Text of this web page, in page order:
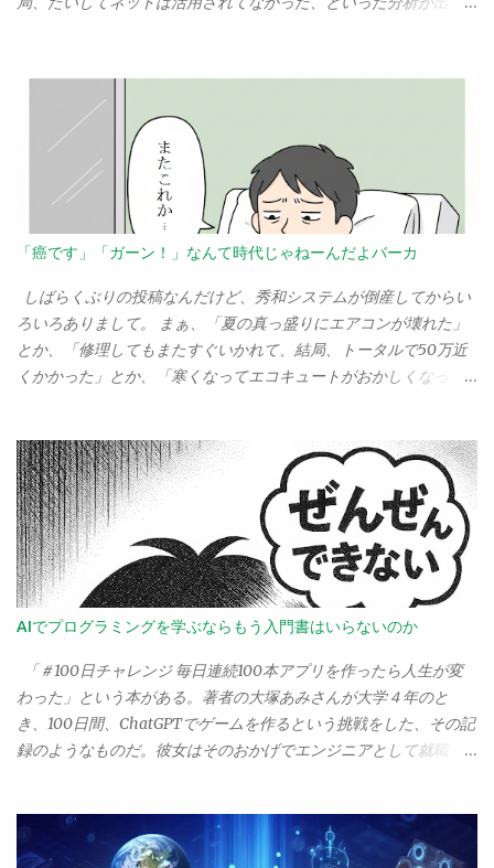
だが、...
は使えない。ただし、ClaudeやJurassicといった生成AIモデルをサ
ポートしていてすぐに使えるようになってる。それとAPI関係も、
独自のライブラリでいくだけでなく、LangChainへの対応を最初
から考えているところも注目。 この３つが、当面は生成AIを利用
した開発を考える人にとってのもっとも大きな選択肢となると思
う。 では、どれを選ぶべきか？ 個人的に、今月マイナビから
Azure OpenAIの入門書を出したので、これを激推ししたいところ
なんだけど……。現時点では、OpenAIを擁するAzureが一歩も二歩
も先を行っているのは間違いない。だから、「とりあえずOpenAI
を使いたいならAzureで...
れど、これ、果たしてどのぐらいの影響力があれば「空振りじゃ
なかった」といえるのだろう。ネット選挙解禁となったとき、ま
さか「誰もがネットにかじりついて候補者の情報を調べ、それを
鵜呑みにして投票する」ような事態になると？ そう思ってたん
でしょうかね。まさかね。 では、ネット以外のものはどの程度
「空振り」でなかったのか。例えば、ポスティング。ポストに入
ってくる候補者のチラシ、ありますねぇ。あれを見て「よし、こ
の人に投票するぞ！」と思った人、どのぐらいいると思う？
１％も果たしているんだろうか。あるいは電話攻勢というやつ。
「○○をお願いします！」と電話をもらって、それで決めた！って
人、いるんですかい？ 私なんぞは、逆に「お前にだけは絶対投
票しないぞ」と思ったりするけどな。
「癌です」「ガーン！」なんて時代じゃねーんだよバーカ
しばらくぶりの投稿なんだけど、秀和システムが倒産してからい
ろいろありまして。 まぁ、「夏の真っ盛りにエアコンが壊れた」
とか、「修理してもまたすぐいかれて、結局、トータルで50万近
くかかった」とか、「寒くなってエコキュートがおかしくなって
まぁ順位付けでは5番目ぐらいの出来事が「大腸がんになって手術
したこと」だろう。 秀和が倒産した直後、血便が出て大腸にポリ
ープができてるのがわかって、それを生検したら癌になってるこ
とがわかって、2週間入院して大腸を15センチぐらい切って、現
在、抗がん剤治療中です――なんてことを書くと、あちこちから
「大丈夫ですか？ 大変なことになりましたね」的な対応をされ
てしまって困る。 いや、別にそんな大変なことでもないから。 大
腸がんはステージIIIaで、まぁ削除したリンパに転移した細胞が1
個見つかったけど、それぐらいなんでもう全部取ったから大丈夫
でしょう。でもま、万が一どっかに残ってるといけないから、1番
よわ～い抗がん剤でしらばく様子見てみましょっか。...というの
が、担当医の説明。ま、そういうことならしばらくやりましょ
ならまだしも、それ以前で転移が特に見られないなら普通に治療
して寛解できる。むしろ、以前からかかってる喘息の方が、治療
AIでプログラミングを学ぶならもう入門書はいらないのか
「＃100日チャレンジ 毎日連続100本アプリを作ったら人生が変
わった」という本がある。著者の大塚あみさんが大学４年のと
き、100日間、ChatGPTでゲームを作るという挑戦をした、その記
録のようなものだ。彼女はそのおかげでエンジニアとして就職
にならないのか」ということを書いていた。正直、「ぎくっ」と
したね。読んで、非常に考えるものがあったのでポイントだけコ